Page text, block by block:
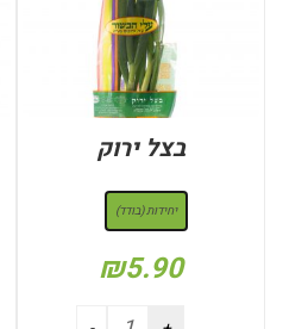
בצל ירוק
יחידות (בודד)
₪5.90